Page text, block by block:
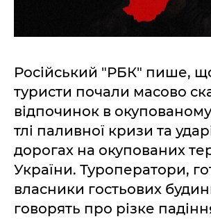
Російський "РБК" пише, що
туристи почали масово
відпочинок в
тлі паливної кризи та
дорогах на окупованих
України. Туроператори,
власники гостьових
говорять про різке